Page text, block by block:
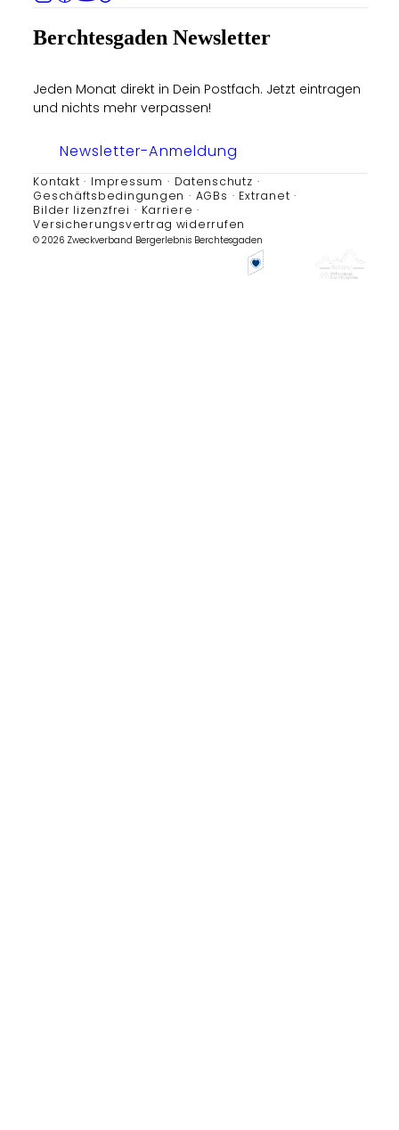
Berchtesgaden Newsletter
Jeden Monat direkt in Dein Postfach. Jetzt eintragen
und nichts mehr verpassen!
Newsletter-Anmeldung
Kontakt Impressum
Datenschutz
Geschäftsbedingungen
AGBs
Extranet
Bilder lizenzfrei
Karriere
Versicherungsvertrag widerrufen
© 2026 Zweckverband Bergerlebnis Berchtesgaden